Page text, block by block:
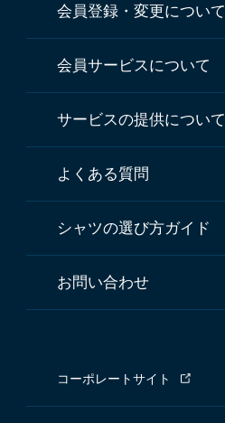
会員登録・変更について
会員サービスについて
サービスの提供について
よくある質問
シャツの選び方ガイド
お問い合わせ
コーポレートサイト